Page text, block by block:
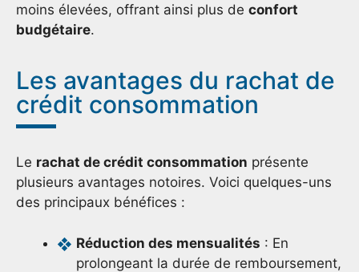
moins élevées, offrant ainsi plus de confort
budgétaire.
Les avantages du rachat de
crédit consommation
Le rachat de crédit consommation présente
plusieurs avantages notoires. Voici quelques-uns
des principaux bénéfices :
Réduction des mensualités : En
prolongeant la durée de remboursement,